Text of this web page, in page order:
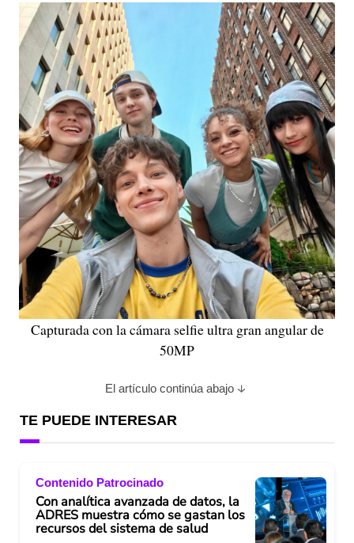
Capturada con la cámara selfie ultra gran angular de
50MP
El artículo continúa abajo
TE PUEDE INTERESAR
Contenido Patrocinado
Con analítica avanzada de datos, la
ADRES muestra cómo se gastan los
recursos del sistema de salud